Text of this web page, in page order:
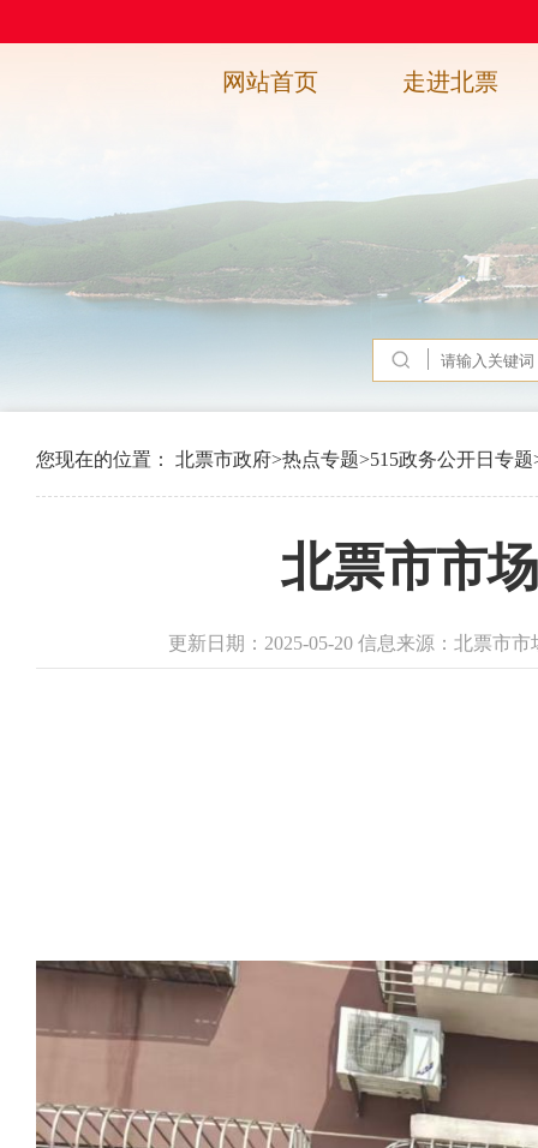
网站首页 走进北票
您现在的位置： 北票市政府>热点专题>515政务公开日专题
北票市市
更新日期：2025-05-20 信息来源：北票市